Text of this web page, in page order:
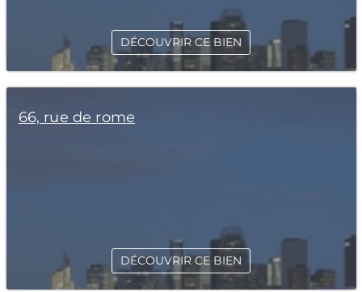
DÉCOUVRIR CE BIEN
66, rue de rome
DÉCOUVRIR CE BIEN